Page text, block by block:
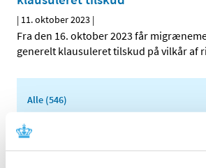
| 11. oktober 2023 |
Fra den 16. oktober 2023 får
generelt klausuleret tilskud på vilkår af
Alle (546)
TID